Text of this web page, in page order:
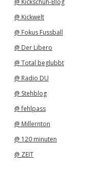
@ Kickschuh-Blog
@ Kickwelt
@ Fokus Fussball
@ Der Libero
@ Total beglubbt
@ Radio DU
@ Stehblog
@ fehlpass
@ Millernton
@ 120 minuten
@ ZEIT